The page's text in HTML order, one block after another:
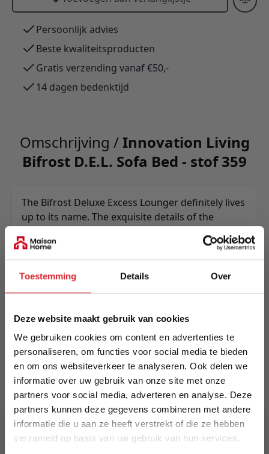
Toestemming Details Over
Deze website maakt gebruik van cookies
We gebruiken cookies om content en advertenties te
personaliseren, om functies voor social media te bieden
en om ons websiteverkeer te analyseren. Ook delen we
informatie over uw gebruik van onze site met onze
partners voor social media, adverteren en analyse. Deze
partners kunnen deze gegevens combineren met andere
informatie die u aan ze heeft verstrekt of die ze hebben
verzameld op basis van uw gebruik van hun services.
Persoonlijk advies
Beste kwaliteitsproducten
Gratis verzending vanaf €50,-
14 dagen bedenktijd
Omschrijving /Innovation Living
Bifrost D.E.L. Sofa Bed - stof 359
The Bifrost Deluxe Excess Lounger definitely lives
up to its name. The exquisite details of the
stitched textile surfaces combined with the
beautiful black stained armrests and legs provide
a modern design that is combined with
contemporary functionality. Add a the Bifrost
Meer informatie
Merk
Innovation Living
EAN
5700110885829